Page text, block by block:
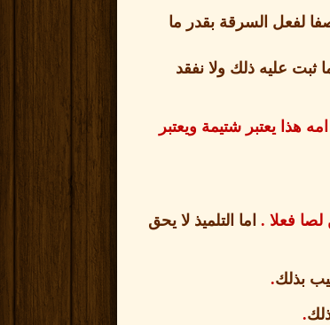
لفعل السرقة بقدر ما
ثبت عليه ذلك ولا نفقد
هذا يعتبر شتيمة ويعتبر
فعلا . اما التلميذ لا يحق
بذلك.
.